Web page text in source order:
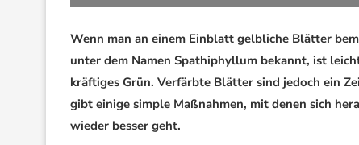
Wenn man an einem Einblatt gelbliche Blätter
unter dem Namen Spathiphyllum bekannt, ist
kräftiges Grün. Verfärbte Blätter sind jedoch ein
gibt einige simple Maßnahmen, mit denen sich
wieder besser geht.